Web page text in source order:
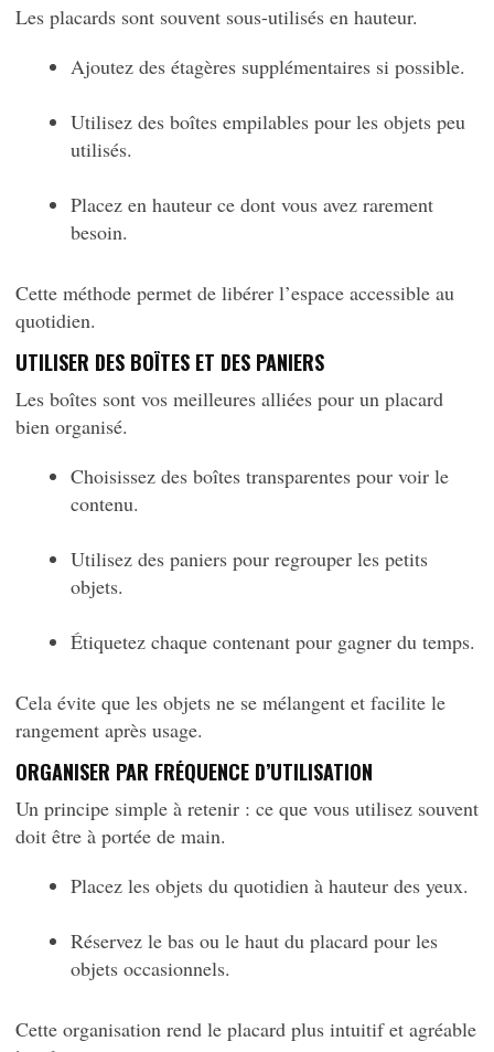
Les placards sont souvent sous-utilisés en hauteur.
Ajoutez des étagères supplémentaires si possible.
Utilisez des boîtes empilables pour les objets peu
utilisés.
Placez en hauteur ce dont vous avez rarement
besoin.
Cette méthode permet de libérer l’espace accessible au
quotidien.
UTILISER DES BOÎTES ET DES PANIERS
Les boîtes sont vos meilleures alliées pour un placard
bien organisé.
Choisissez des boîtes transparentes pour voir le
contenu.
Utilisez des paniers pour regrouper les petits
objets.
Étiquetez chaque contenant pour gagner du temps.
Cela évite que les objets ne se mélangent et facilite le
rangement après usage.
ORGANISER PAR FRÉQUENCE D’UTILISATION
Un principe simple à retenir : ce que vous utilisez souvent
doit être à portée de main.
Placez les objets du quotidien à hauteur des yeux.
Réservez le bas ou le haut du placard pour les
objets occasionnels.
Cette organisation rend le placard plus intuitif et agréable